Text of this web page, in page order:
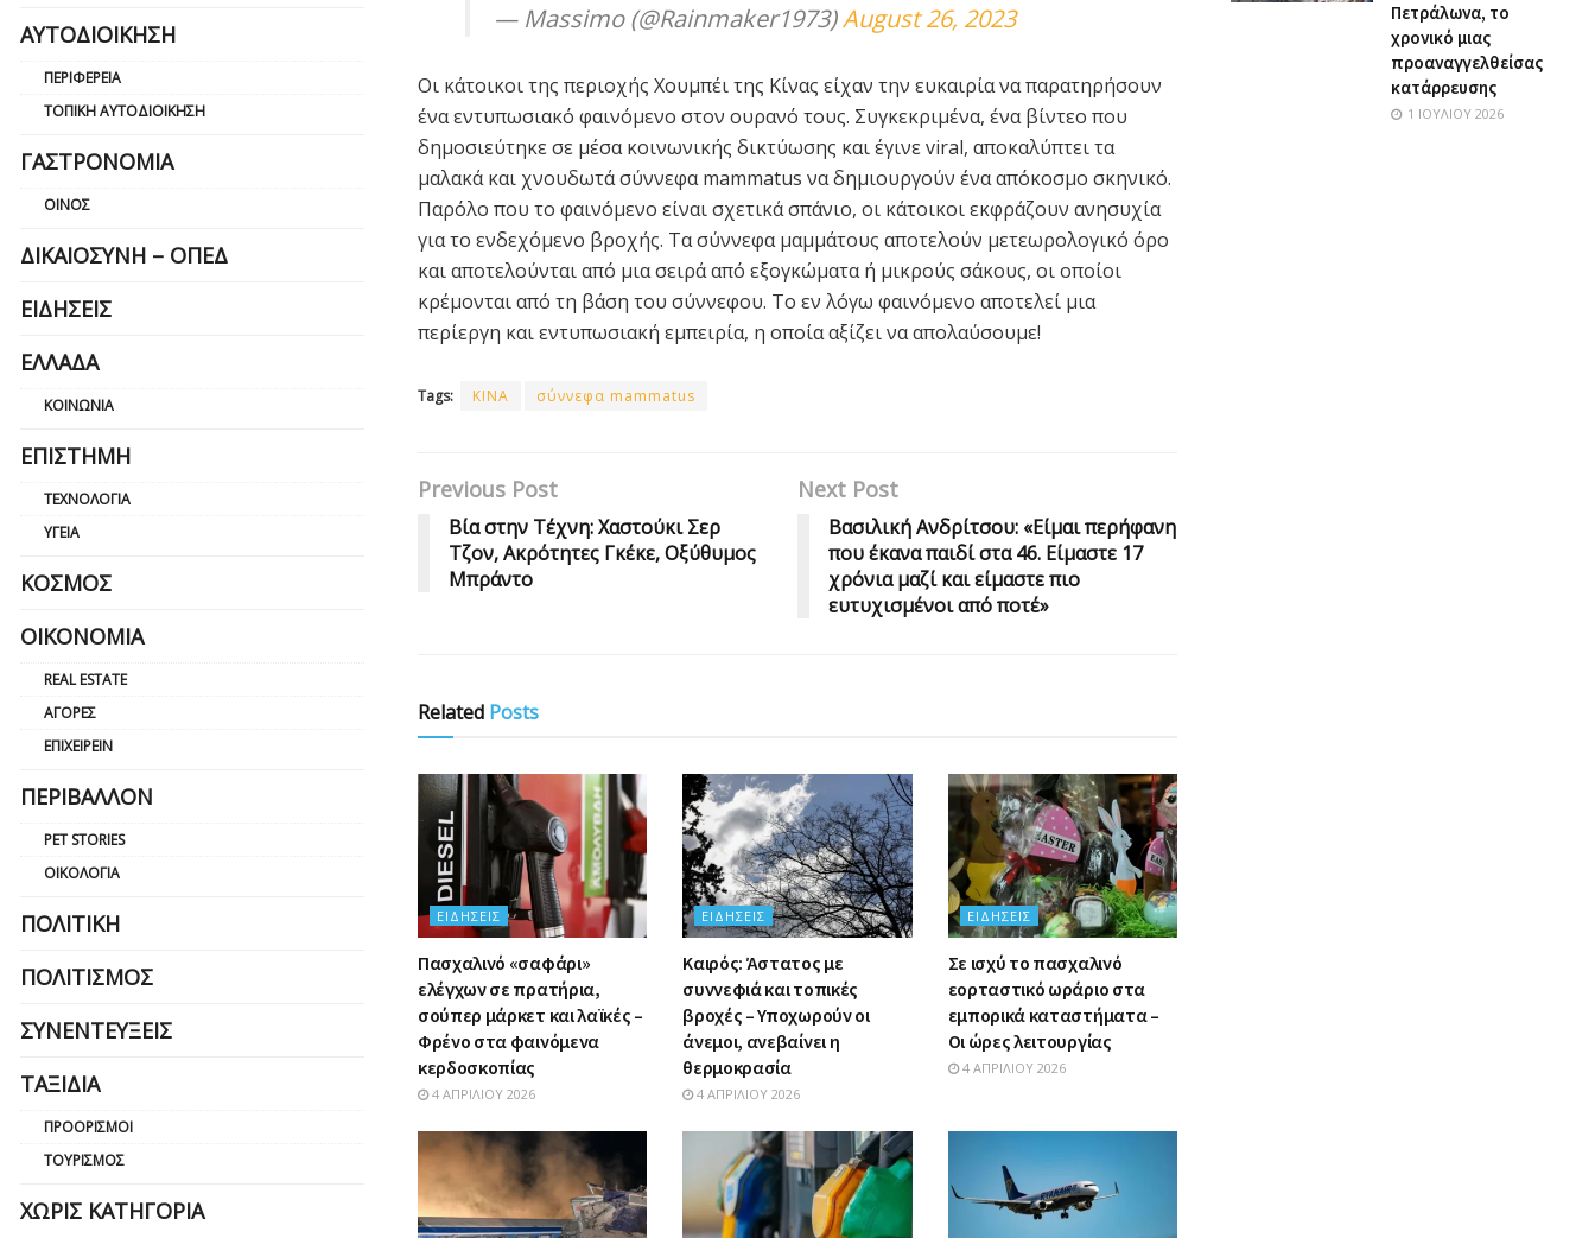
— Massimo (@Rainmaker1973)August 26, 2023
Οι κάτοικοι της περιοχής Χουμπέι της Κίνας είχαν την ευκαιρία να παρατηρήσουν
ένα εντυπωσιακό φαινόμενο στον ουρανό τους. Συγκεκριμένα, ένα βίντεο που
δημοσιεύτηκε σε μέσα κοινωνικής δικτύωσης και έγινε viral, αποκαλύπτει τα
μαλακά και χνουδωτά σύννεφα mammatus να δημιουργούν ένα απόκοσμο σκηνικό.
Παρόλο που το φαινόμενο είναι σχετικά σπάνιο, οι κάτοικοι εκφράζουν ανησυχία
για το ενδεχόμενο βροχής. Τα σύννεφα μαμμάτους αποτελούν μετεωρολογικό όρο
και αποτελούνται από μια σειρά από εξογκώματα ή μικρούς σάκους, οι οποίοι
κρέμονται από τη βάση του σύννεφου. Το εν λόγω φαινόμενο αποτελεί μια
περίεργη και εντυπωσιακή εμπειρία, η οποία αξίζει να απολαύσουμε!
Tags: ΚΙΝΑ σύννεφα mammatus
Previous Post
Βία στην Τέχνη: Χαστούκι Σερ
Τζον, Ακρότητες Γκέκε, Οξύθυμος
Μπράντο
Next Post
Βασιλική Ανδρίτσου: «Είμαι περήφανη
που έκανα παιδί στα 46. Είμαστε 17
χρόνια μαζί και είμαστε πιο
ευτυχισμένοι από ποτέ»
Related Posts
ΕΙΔΉΣΕΙΣ
Πασχαλινό «σαφάρι»
ελέγχων σε πρατήρια,
σούπερ μάρκετ και λαϊκές –
Φρένο στα φαινόμενα
κερδοσκοπίας
4 ΑΠΡΙΛΊΟΥ 2026
ΕΙΔΉΣΕΙΣ
Καιρός: Άστατος με
συννεφιά και τοπικές
βροχές – Υποχωρούν οι
άνεμοι, ανεβαίνει η
θερμοκρασία
4 ΑΠΡΙΛΊΟΥ 2026
ΕΙΔΉΣΕΙΣ
Σε ισχύ το πασχαλινό
εορταστικό ωράριο στα
εμπορικά καταστήματα –
Οι ώρες λειτουργίας
4 ΑΠΡΙΛΊΟΥ 2026
ΑΥΤΟΔΙΟΊΚΗΣΗ
ΠΕΡΙΦΈΡΕΙΑ
ΤΟΠΙΚΉ ΑΥΤΟΔΙΟΊΚΗΣΗ
ΓΑΣΤΡΟΝΟΜΊΑ
ΟΊΝΟΣ
ΔΙΚΑΙΟΣΎΝΗ – ΟΠΕΔ
ΕΙΔΉΣΕΙΣ
ΕΛΛΆΔΑ
ΚΟΙΝΩΝΊΑ
ΕΠΙΣΤΉΜΗ
ΤΕΧΝΟΛΟΓΊΑ
ΥΓΕΊΑ
ΚΌΣΜΟΣ
ΟΙΚΟΝΟΜΊΑ
REAL ESTATE
ΑΓΟΡΈΣ
ΕΠΙΧΕΙΡΕΊΝ
ΠΕΡΙΒΆΛΛΟΝ
PET STORIES
ΟΙΚΟΛΟΓΊΑ
ΠΟΛΙΤΙΚΉ
ΠΟΛΙΤΙΣΜΌΣ
ΣΥΝΕΝΤΕΎΞΕΙΣ
ΤΑΞΊΔΙΑ
ΠΡΟΟΡΙΣΜΟΊ
ΤΟΥΡΙΣΜΌΣ
ΧΩΡΊΣ ΚΑΤΗΓΟΡΊΑ
Πετράλωνα, το
χρονικό μιας
προαναγγελθείσας
κατάρρευσης
1 ΙΟΥΛΊΟΥ 2026